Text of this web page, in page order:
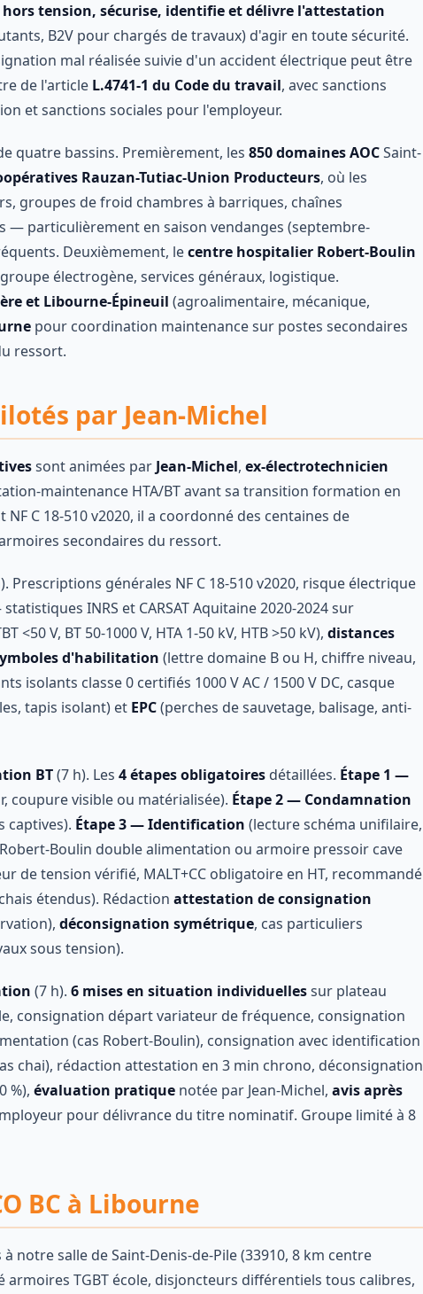
tension, sécurise, identifie et délivre l'attestation
B2V pour chargés de travaux) d'agir en toute sécurité.
mal réalisée suivie d'un accident électrique peut être
de l'article L.4741-1 du Code du travail, avec sanctions
et sanctions sociales pour l'employeur.
quatre bassins. Premièrement, les 850 domaines AOCSaint-
Rauzan-Tutiac-Union Producteurs, où les
groupes de froid chambres à barriques, chaînes
— particulièrement en saison vendanges (septembre-
Deuxièmement, lecentre hospitalier Robert-Boulin
électrogène, services généraux, logistique.
et Libourne-Épineuil (agroalimentaire, mécanique,
pour coordination maintenance sur postes secondaires
ressort.
par Jean-Michel
sont animées par Jean-Michel, ex-électrotechnicien
maintenance HTA/BT avant sa transition formation en
C 18-510 v2020, il a coordonné des centaines de
secondaires du ressort.
Prescriptions générales NF C 18-510 v2020, risque électrique
INRS et CARSAT Aquitaine 2020-2024 sur
<50 V, BT 50-1000 V, HTA 1-50 kV, HTB >50 kV), distances
d'habilitation (lettre domaine B ou H, chiffre niveau,
isolants classe 0 certifiés 1000 V AC / 1500 V DC, casque
tapis isolant) et EPC(perches de sauvetage, balisage, anti-
BT(7 h). Les 4 étapes obligatoires détaillées. Étape 1 —
coupure visible ou matérialisée). Étape 2 — Condamnation
captives). Étape 3 — Identification (lecture schéma unifilaire,
Boulin double alimentation ou armoire pressoir cave
de tension vérifié, MALT+CC obligatoire en HT, recommandé
étendus). Rédaction attestation de consignation
déconsignation symétrique, cas particuliers
sous tension).
(7 h). 6 mises en situation individuellessur plateau
consignation départ variateur de fréquence, consignation
(cas Robert-Boulin), consignation avec identification
chai), rédaction attestation en 3 min chrono, déconsignation
%), évaluation pratique notée par Jean-Michel, avis après
pour délivrance du titre nominatif. Groupe limité à 8
BC à Libourne
notre salle de Saint-Denis-de-Pile (33910, 8 km centre
TGBT école, disjoncteurs différentiels tous calibres,